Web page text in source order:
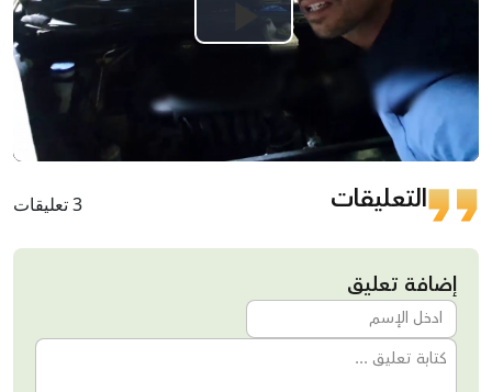
Play
Video
التعليقات 3 تعليقات
إضافة تعليق